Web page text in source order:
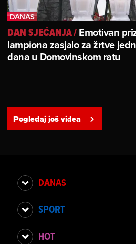
DAN SJEĆANJA/Emotivan
lampiona zasjalo za žrtve
dana u Domovinskom ratu
Pogledaj još videa
DANAS
SPORT
HOT